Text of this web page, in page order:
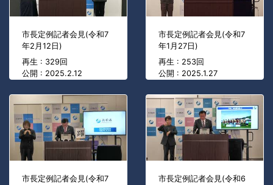
市長定例記者会見(令和7
年2月12日)
再生 : 329回
公開 : 2025.2.12
市長定例記者会見(令和7
年1月27日)
再生 : 253回
公開 : 2025.1.27
市長定例記者会見(令和7
市長定例記者会見(令和6